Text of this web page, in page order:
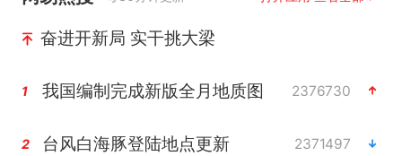
奋进开新局 实干挑大梁
1 我国编制完成新版全月地质图 2376730
2 台风白海豚登陆地点更新 2371497